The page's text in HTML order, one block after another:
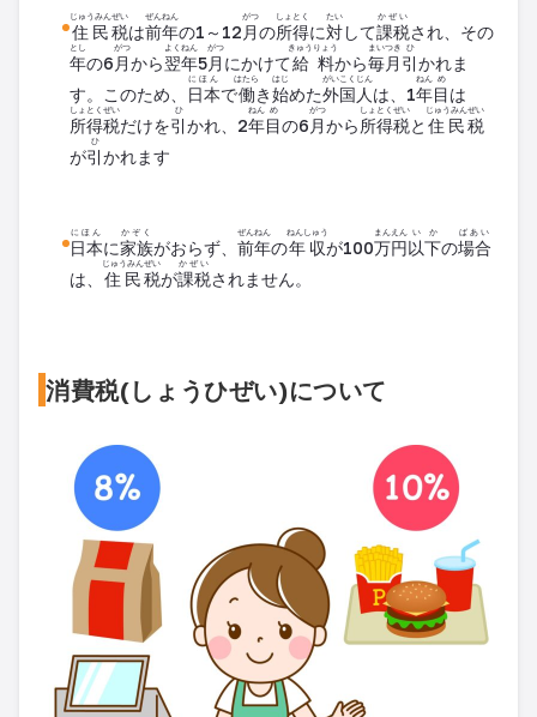
住民
じゅうみん
税
ぜい
は前年
ぜんねん
の1～12 月
がつ
の所得
しょとく
に対
たい
して課税
かぜい
され、その
年
とし
の6 月
がつ
から翌年
よくねん
5月
がつ
にかけて給料
きゅうりょう
から毎月
まいつき
引
ひ
かれま
す。このため、
日本
にほん
で働
はたら
き始
はじ
めた外国人
がいこくじん
は、1年
ねん
目
め
は
所得
しょとく
税
ぜい
だけを引
ひ
かれ、2年
ねん
目
め
の6 月
がつ
から所得
しょとく
税
ぜい
と 住民
じゅうみん
税
ぜい
が引
ひ
かれます
日本
にほん
に家族
かぞく
がおらず、 前年
ぜんねん
の年収
ねんしゅう
が100万
まん
円
えん
以下
いか
の場合
ばあい
は、 住民
じゅうみん
税
ぜい
が課税
かぜい
されません。
消費税(しょうひぜい)について